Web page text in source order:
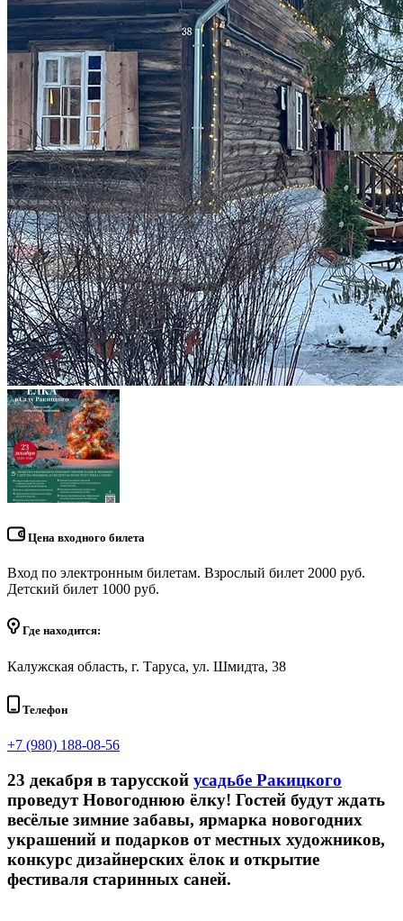
Цена входного билета
Вход по электронным билетам. Взрослый билет 2000 руб.
Детский билет 1000 руб.
Где находится:
Калужская область, г. Таруса, ул. Шмидта, 38
Телефон
+7 (980) 188-08-56
23 декабря в тарусской усадьбе Ракицкого
проведут Новогоднюю ёлку! Гостей будут ждать
весёлые зимние забавы, ярмарка новогодних
украшений и подарков от местных художников,
конкурс дизайнерских ёлок и открытие
фестиваля старинных саней.